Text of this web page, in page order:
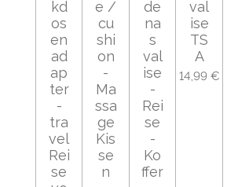
kd
os
en
ad
ap
ter
-
tra
vel
Rei
se
e /
cu
shi
on
-
Ma
ssa
ge
Kis
se
n
de
na
s
val
ise
-
Rei
se
-
Ko
ffer
val
ise
TS
A
14,99 €